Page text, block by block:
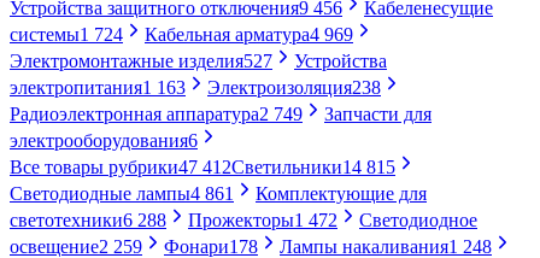
Устройства защитного отключения9 456
Кабеленесущие
системы1 724 Кабельная арматура4 969
Электромонтажные изделия527
Устройства
электропитания1 163 Электроизоляция238
Радиоэлектронная аппаратура2 749
Запчасти для
электрооборудования6
Все товары рубрики47 412Светильники14 815
Светодиодные лампы4 861
Комплектующие для
светотехники6 288 Прожекторы1 472
Светодиодное
освещение2 259 Фонари178 Лампы накаливания1 248